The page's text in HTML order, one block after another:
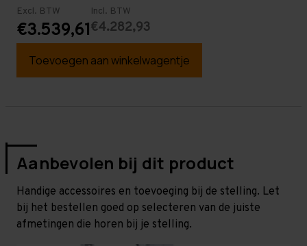
Excl. BTW
€3.539,61
Incl. BTW
€4.282,93
Toevoegen aan winkelwagentje
Aanbevolen bij dit product
Handige accessoires en toevoeging bij de stelling. Let
bij het bestellen goed op selecteren van de juiste
afmetingen die horen bij je stelling.